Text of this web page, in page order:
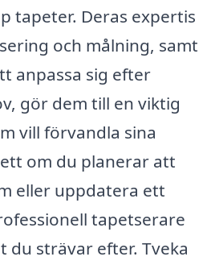
tapeter. Deras expertis
och målning, samt
anpassa sig efter
gör dem till en viktig
vill förvandla sina
om du planerar att
eller uppdatera ett
tapetserare
du strävar efter. Tveka